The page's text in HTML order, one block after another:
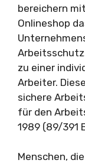
bereichern
Onlineshop
zu einer
Arbeiter.
sichere
für den
1989 (89/391
Menschen,